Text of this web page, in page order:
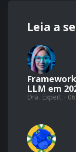
Leia a
LLM em
Dra. Expert -